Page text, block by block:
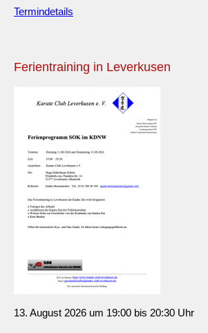
Termindetails
Ferientraining in Leverkusen
13. August 2026 um 19:00 bis 20:30 Uhr